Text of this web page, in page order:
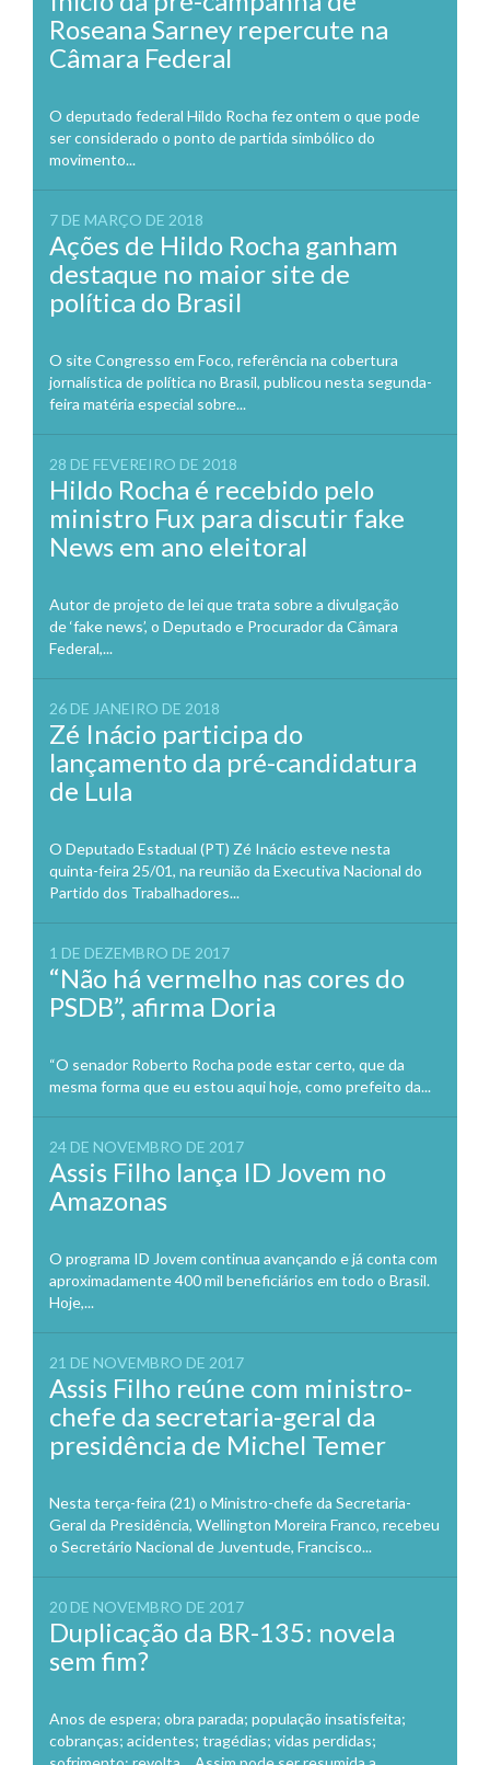
Roseana Sarney repercute na
Câmara Federal
O deputado federal Hildo Rocha fez ontem o que pode
ser considerado o ponto de partida simbólico do
movimento...
7 DE MARÇO DE 2018
Ações de Hildo Rocha ganham
destaque no maior site de
política do Brasil
O site Congresso em Foco, referência na cobertura
jornalística de política no Brasil, publicou nesta segunda-
feira matéria especial sobre...
28 DE FEVEREIRO DE 2018
Hildo Rocha é recebido pelo
ministro Fux para discutir fake
News em ano eleitoral
Autor de projeto de lei que trata sobre a divulgação
de ‘fake news’, o Deputado e Procurador da Câmara
Federal,...
26 DE JANEIRO DE 2018
Zé Inácio participa do
lançamento da pré-candidatura
de Lula
O Deputado Estadual (PT) Zé Inácio esteve nesta
quinta-feira 25/01, na reunião da Executiva Nacional do
Partido dos Trabalhadores...
1 DE DEZEMBRO DE 2017
“Não há vermelho nas cores do
PSDB”, afirma Doria
“O senador Roberto Rocha pode estar certo, que da
mesma forma que eu estou aqui hoje, como prefeito da...
24 DE NOVEMBRO DE 2017
Assis Filho lança ID Jovem no
Amazonas
O programa ID Jovem continua avançando e já conta com
aproximadamente 400 mil beneficiários em todo o Brasil.
Hoje,...
21 DE NOVEMBRO DE 2017
Assis Filho reúne com ministro-
chefe da secretaria-geral da
presidência de Michel Temer
Nesta terça-feira (21) o Ministro-chefe da Secretaria-
Geral da Presidência, Wellington Moreira Franco, recebeu
o Secretário Nacional de Juventude, Francisco...
20 DE NOVEMBRO DE 2017
Duplicação da BR-135: novela
sem fim?
Anos de espera; obra parada; população insatisfeita;
cobranças; acidentes; tragédias; vidas perdidas;